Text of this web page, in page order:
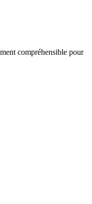
compréhensible pour